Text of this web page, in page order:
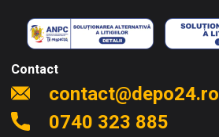
Contact
contact@depo24.ro
0740 323 885